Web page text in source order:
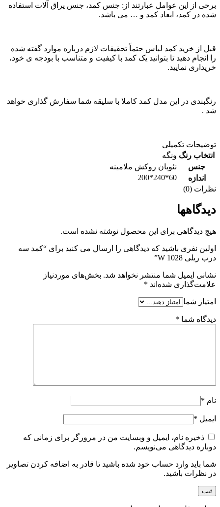
برخی از این عوامل عبارتند از: جنس کمد، جنس یراق آلات استفاده
شده در کمد، ابعاد کمد و … می باشد.
قبل از خرید کمد لباس حتماً تحقیقات لازم درباره موارد گفته شده
را انجام دهید تا بتوانید یک کمد با کیفیت و متناسب با بودجه ی خود،
خریداری نمایید.
رنگبندی در این مدل کمد کاملا با سلیقه شما سفارش گذاری خواهد
شد .
توضیحات تکمیلی
انتخاب رنگ ونگه
جنس
نئوپان روکش ملامینه
اندازه
60*240*200
نظرات (0)
دیدگاهها
هیچ دیدگاهی برای این محصول نوشته نشده است.
اولین نفری باشید که دیدگاهی را ارسال می کنید برای “کمد سه
درب ریلی W 1028”
نشانی ایمیل شما منتشر نخواهد شد. بخش‌های موردنیاز
علامت‌گذاری شده‌اند *
امتیاز شما
دیدگاه شما *
نام *
ایمیل *
ذخیره نام، ایمیل و وبسایت من در مرورگر برای زمانی که
دوباره دیدگاهی می‌نویسم.
شما باید وارد حساب خود شده باشید تا قادر به اضافه کردن تصاویر
در نظرات باشید.